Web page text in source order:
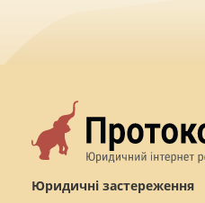
Юридичні застереження